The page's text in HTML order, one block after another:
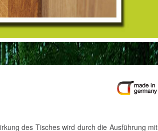
des Tisches wird durch die Ausführung mit